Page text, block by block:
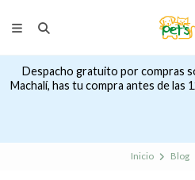
Despacho gratuito por compras
Machalí, has tu compra antes de las
Inicio Blog